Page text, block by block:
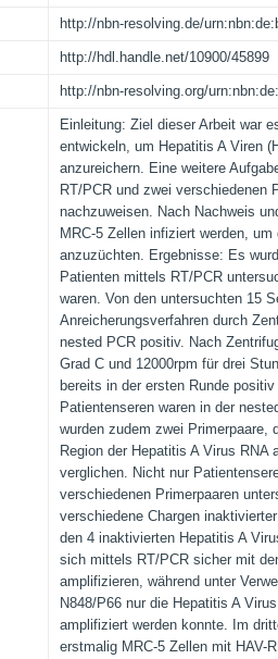
http://nbn-resolving.de/
http://hdl.handle.net/10900/45899
http://nbn-resolving.org/
Einleitung: Ziel dieser Arbeit war
entwickeln, um Hepatitis A Viren
anzureichern. Eine weitere
RT/PCR und zwei verschiedenen
nachzuweisen. Nach Nachweis
MRC-5 Zellen infiziert werden,
anzuzüchten. Ergebnisse: Es
Patienten mittels RT/PCR
waren. Von den untersuchten 15
Anreicherungsverfahren durch
nested PCR positiv. Nach
Grad C und 12000rpm für drei
bereits in der ersten Runde
Patientenseren waren in der
wurden zudem zwei Primerpaare,
Region der Hepatitis A Virus RNA
verglichen. Nicht nur
verschiedenen Primerpaaren
verschiedene Chargen
den 4 inaktivierten Hepatitis A
sich mittels RT/PCR sicher mit
amplifizieren, während unter
N848/P66 nur die Hepatitis A
amplifiziert werden konnte. Im
erstmalig MRC-5 Zellen mit HAV-